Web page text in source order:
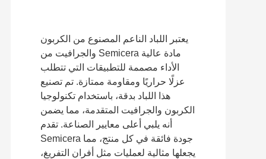
يعتبر اللباد الناعم المصنوع من الكربون
والجرافيت من Semicera مادة عالية
الأداء مصممة للتطبيقات التي تتطلب
عزلًا حراريًا ومقاومة ممتازة. تم تصنيع
هذا اللباد بدقة، باستخدام تكنولوجيا
الكربون والجرافيت المتقدمة، مما يضمن
أنه يلبي أعلى معايير الصناعة. تقدم
Semicera جودة فائقة في كل منتج، مما
يجعلها مثالية لعمليات مثل أفران التفريغ،